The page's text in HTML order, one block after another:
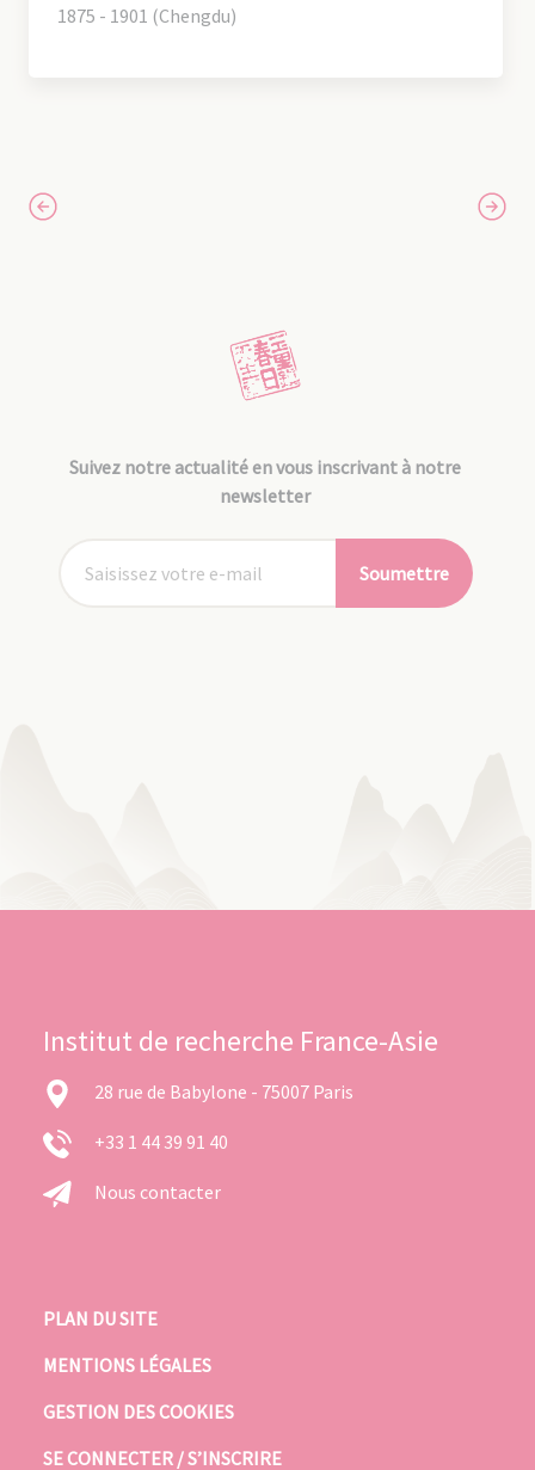
1875 - 1901 (Chengdu)
Suivez notre actualité en vous inscrivant à notre
newsletter
Soumettre
Institut de recherche France-Asie
28 rue de Babylone - 75007 Paris
+33 1 44 39 91 40
Nous contacter
PLAN DU SITE
MENTIONS LÉGALES
GESTION DES COOKIES
SE CONNECTER / S’INSCRIRE